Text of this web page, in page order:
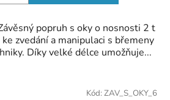
popruh s oky o nosnosti 2 t
zvedání a manipulaci s břemeny
Díky velké délce umožňuje...
Kód: ZAV_S_OKY_6